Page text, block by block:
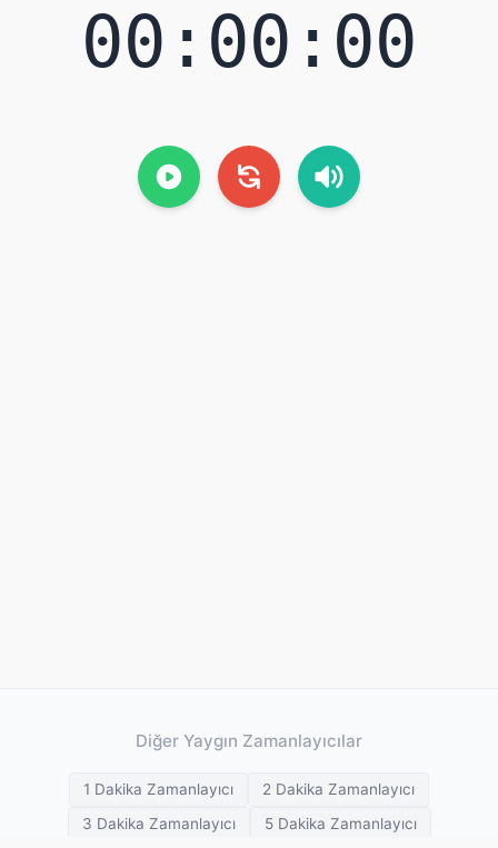
00:00:00
Diğer Yaygın Zamanlayıcılar
1 Dakika Zamanlayıcı
2 Dakika Zamanlayıcı
3 Dakika Zamanlayıcı
5 Dakika Zamanlayıcı